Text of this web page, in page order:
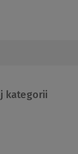
kategorii